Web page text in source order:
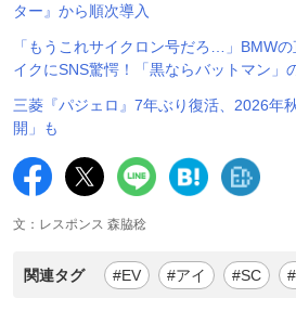
ター』から順次導入
「もうこれサイクロン号だろ…」BMW
イクにSNS驚愕！「黒ならバットマン」
三菱『パジェロ』7年ぶり復活、2026年
開」も
文：レスポンス 森脇稔
関連タグ #EV #アイ #SC